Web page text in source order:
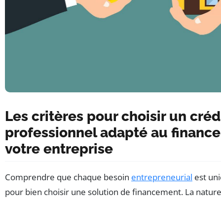
Les critères pour choisir un
professionnel adapté au
votre entreprise
Comprendre que chaque besoin entrepreneurial est
pour bien choisir une solution de financement. La